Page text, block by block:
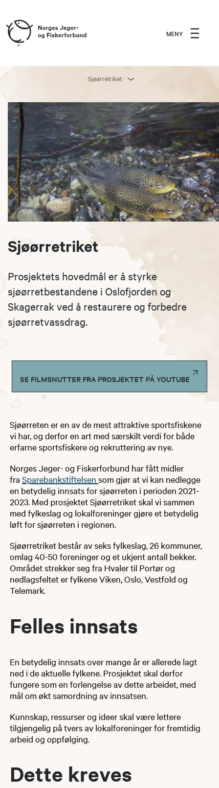
MENY
Sjøørretriket
Sjøørretriket
Prosjektets hovedmål er å styrke
sjøørretbestandene i Oslofjorden og
Skagerrak ved å restaurere og forbedre
sjøørretvassdrag.
SE FILMSNUTTER FRA PROSJEKTET PÅ YOUTUBE
Sjøørreten er en av de mest attraktive sportsfiskene
vi har, og derfor en art med særskilt verdi for både
erfarne sportsfiskere og rekruttering av nye.
Norges Jeger- og Fiskerforbund har fått midler
fra Sparebankstiftelsen ​ som gjør at vi kan nedlegge
en betydelig innsats for sjøørreten i perioden 2021-
2023. Med prosjektet Sjøørretriket skal vi sammen
med fylkeslag og lokalforeninger gjøre et betydelig
løft for sjøørreten i regionen.
Sjøørretriket består av seks fylkeslag, 26 kommuner,
omlag 40-50 foreninger og et ukjent antall bekker.
Området strekker seg fra Hvaler til Portør og
nedlagsfeltet er fylkene Viken, Oslo, Vestfold og
Telemark.
Felles innsats
En betydelig innsats over mange år er allerede lagt
ned i de aktuelle fylkene. Prosjektet skal derfor
fungere som en forlengelse av dette arbeidet, med
mål om økt samordning av innsatsen.
Kunnskap, ressurser og ideer skal være lettere
tilgjengelig på tvers av lokalforeninger for fremtidig
arbeid og oppfølging.
Dette kreves